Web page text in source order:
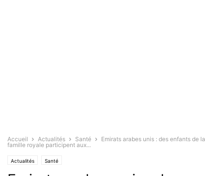
Accueil Actualités Santé
Emirats arabes unis : des enfants de la
famille royale participent aux...
Actualités Santé